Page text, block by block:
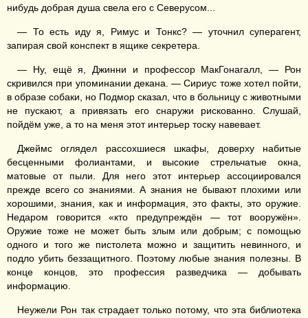
нибудь добрая душа свела его с Северусом...
— То есть иду я, Римус и Тонкс? — уточнил суперагент,
запирая свой конспект в ящике секретера.
— Ну, ещё я, Джинни и профессор МакГонагалл, — Рон
скривился при упоминании декана. — Сириус тоже хотел пойти,
в образе собаки, но Подмор сказал, что в больницу с животными
не пускают, а привязать его снаружи рискованно. Слушай,
пойдём уже, а то на меня этот интерьер тоску навевает.
Джеймс оглядел рассохшиеся шкафы, доверху набитые
бесценными фолиантами, и высокие стрельчатые окна,
матовые от пыли. Для него этот интерьер ассоциировался
прежде всего со знаниями. А знания не бывают плохими или
хорошими, знания, как и информация, это факты, это оружие.
Недаром говорится «кто предупреждён — тот вооружён».
Оружие тоже не может быть злым или добрым; с помощью
одного и того же пистолета можно и защитить невинного, и
подло убить беззащитного. Поэтому любые знания полезны. В
конце концов, это профессия разведчика — добывать
информацию.
Неужели Рон так страдает только потому, что эта библиотека